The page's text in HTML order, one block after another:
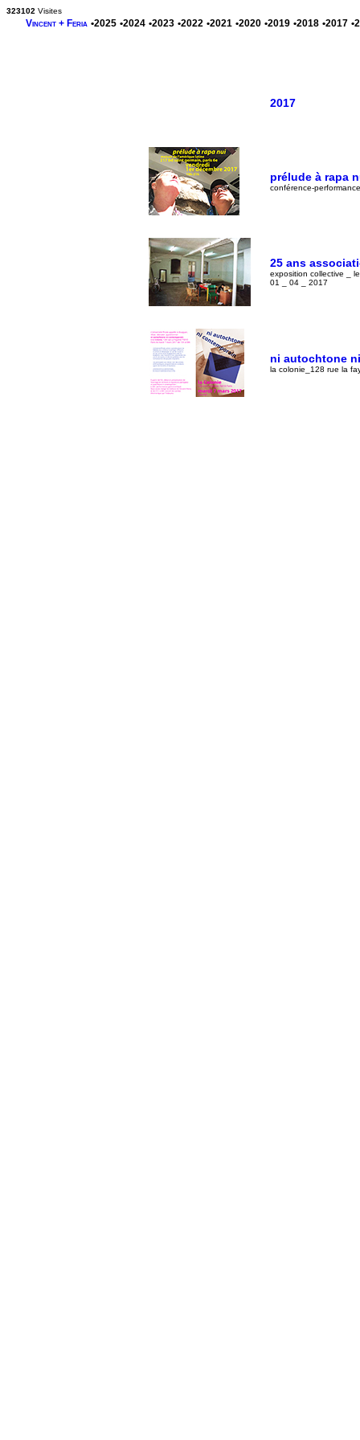
2017
prélude à rapa
conférence-
25 ans
exposition collective _
01 _ 04 _ 2017
ni autochtone
la colonie_128 rue la
323102 Visites
Vincent + Feria •2025 •2024 •2023 •2022 •2021 •2020 •2019 •2018 •2017